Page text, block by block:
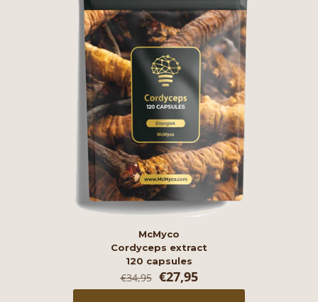
McMyco
Cordyceps extract
120 capsules
€34,95 Oorspronkelijke
prijs
€27,95Huidige
prijs